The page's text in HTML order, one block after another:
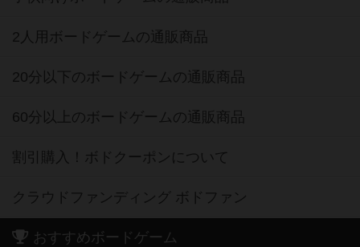
2人用ボードゲームの通販商品
20分以下のボードゲームの通販商品
60分以上のボードゲームの通販商品
割引購入！ボドクーポンについて
クラウドファンディング ボドファン
おすすめボードゲーム